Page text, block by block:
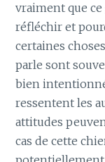
vraiment que
réfléchir et
certaines
parle sont
bien
ressentent les
attitudes
cas de cette